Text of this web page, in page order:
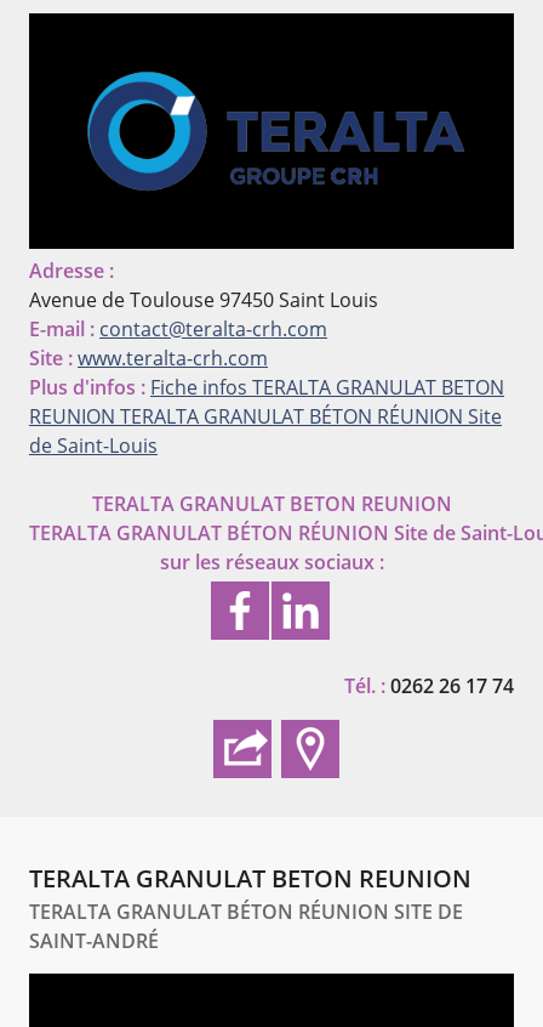
Adresse :
Avenue de Toulouse97450 Saint Louis
E-mail : contact@teralta-crh.com
Site :www.teralta-crh.com
Plus d'infos : Fiche infos TERALTA GRANULAT BETON
REUNION TERALTA GRANULAT BÉTON RÉUNION Site
de Saint-Louis
TERALTA GRANULAT BETON REUNION
TERALTA GRANULAT BÉTON RÉUNION Site de Saint-
sur les réseaux sociaux :
Tél. :0262 26 17 74
TERALTA GRANULAT BETON REUNION
TERALTA GRANULAT BÉTON RÉUNION SITE DE
SAINT-ANDRÉ